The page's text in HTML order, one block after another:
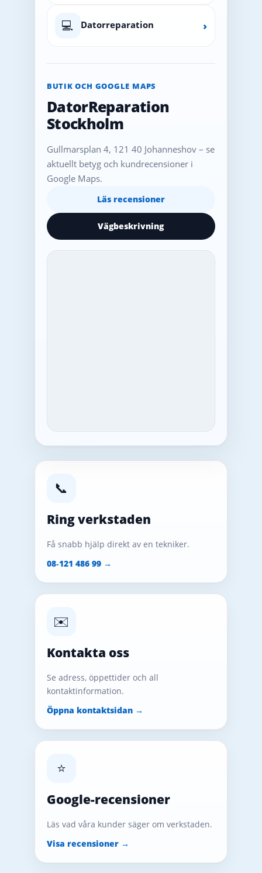
💻 Datorreparation ›
BUTIK OCH GOOGLE MAPS
DatorReparation
Stockholm
Gullmarsplan 4, 121 40 Johanneshov – se
aktuellt betyg och kundrecensioner i
Google Maps.
Läs recensioner
Vägbeskrivning
📞
Ring verkstaden
Få snabb hjälp direkt av en tekniker.
08‑121 486 99 →
✉️
Kontakta oss
Se adress, öppettider och all
kontaktinformation.
Öppna kontaktsidan →
⭐
Google-recensioner
Läs vad våra kunder säger om verkstaden.
Visa recensioner →